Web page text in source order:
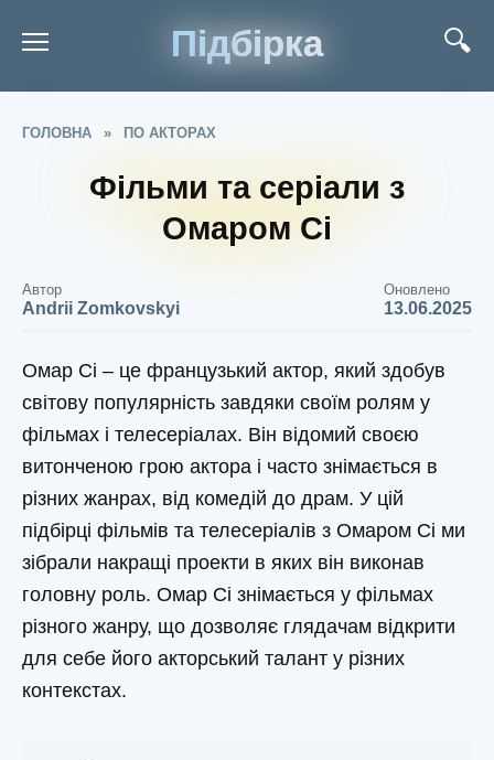
Підбірка
ГОЛОВНА » ПО АКТОРАХ
Фільми та серіали з
Омаром Сі
Автор
Andrii Zomkovskyi
Оновлено
13.06.2025
Омар Сі – це французький актор, який здобув
світову популярність завдяки своїм ролям у
фільмах і телесеріалах. Він відомий своєю
витонченою грою актора і часто знімається в
різних жанрах, від комедій до драм. У цій
підбірці фільмів та телесеріалів з Омаром Сі ми
зібрали накращі проекти в яких він виконав
головну роль. Омар Сі знімається у фільмах
різного жанру, що дозволяє глядачам відкрити
для себе його акторський талант у різних
контекстах.